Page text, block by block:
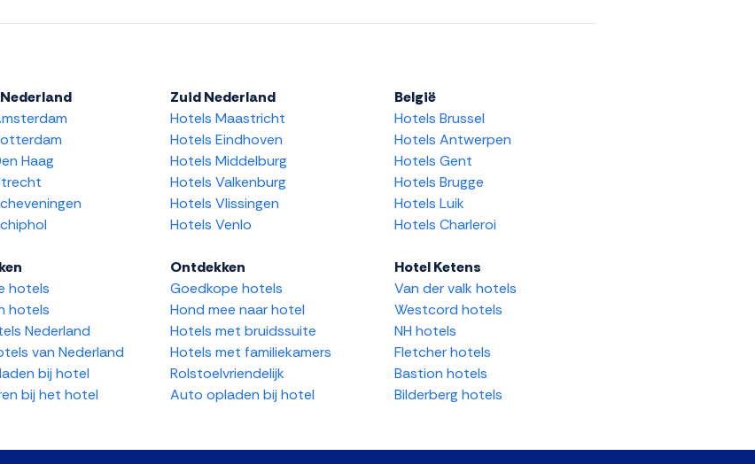
Haag
Zuid Nederland
Hotels Maastricht
Hotels Eindhoven
Hotels Middelburg
Hotels Valkenburg
Hotels Vlissingen
Hotels Venlo
België
Hotels Brussel
Hotels Antwerpen
Hotels Gent
Hotels Brugge
Hotels Luik
Hotels Charleroi
hotels
hotels
Nederland
van Nederland
bij hotel
bij het hotel
Ontdekken
Goedkope hotels
Hond mee naar hotel
Hotels met bruidssuite
Hotels met familiekamers
Rolstoelvriendelijk
Auto opladen bij hotel
Hotel Ketens
Van der valk hotels
Westcord hotels
NH hotels
Fletcher hotels
Bastion hotels
Bilderberg hotels